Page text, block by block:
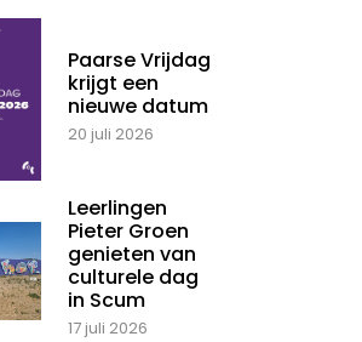
Paarse Vrijdag
krijgt een
nieuwe datum
20 juli 2026
Leerlingen
Pieter Groen
genieten van
culturele dag
in Scum
17 juli 2026